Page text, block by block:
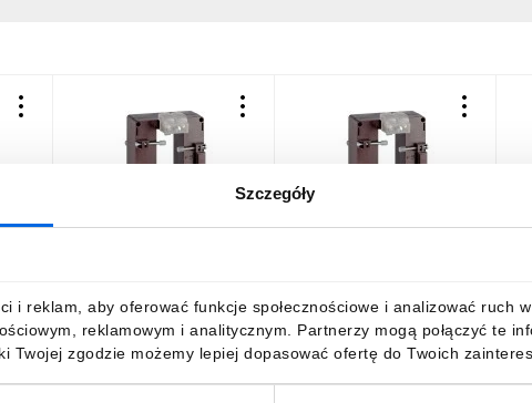
Szczegóły
i reklam, aby oferować funkcje społecznościowe i analizować ruch
reklamowym i analitycznym. Partnerzy mogą połączyć te
Twojej zgodzie możemy lepiej dopasować ofertę do Twoich
TAMP50D300
169,53 złbrutto
TAMP50D160
128,24 złbrutto